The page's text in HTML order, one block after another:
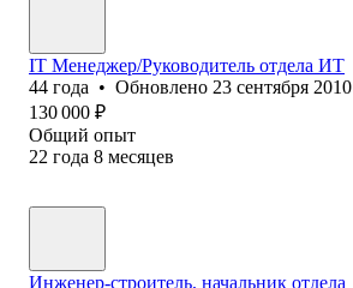
IT Менеджер/Руководитель отдела ИТ
44 года • Обновлено 23 сентября 2010
130 000 ₽
Общий опыт
22 года 8 месяцев
Инженер-строитель, начальник отдела